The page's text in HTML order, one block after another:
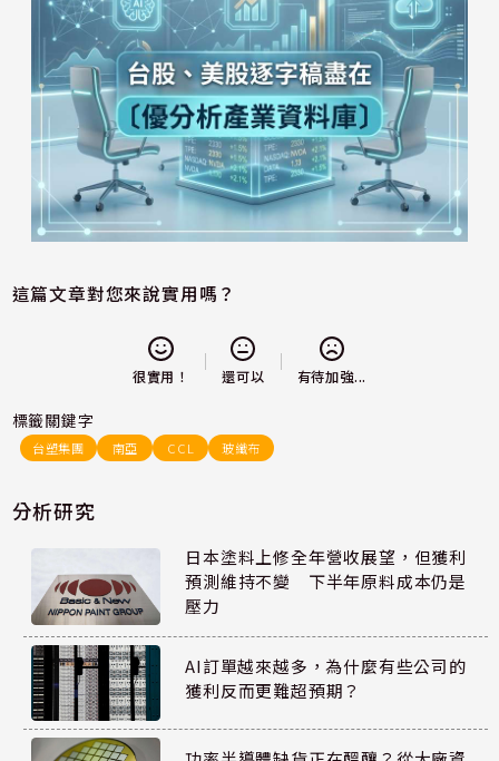
這篇文章對您來說實用嗎？
很實用！ 還可以 有待加強...
標籤關鍵字
台塑集團 南亞 CCL 玻纖布
分析研究
日本塗料上修全年營收展望，但獲利
預測維持不變 下半年原料成本仍是
壓力
AI訂單越來越多，為什麼有些公司的
獲利反而更難超預期？